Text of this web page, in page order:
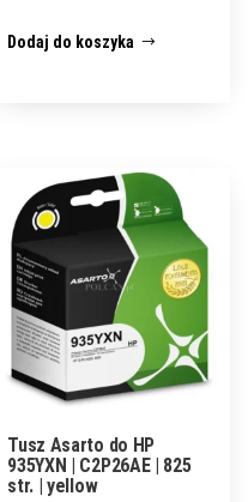
Dodaj do koszyka
Tusz Asarto do HP
935YXN | C2P26AE | 825
str. | yellow